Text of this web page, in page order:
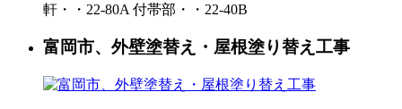
軒・・22-80A 付帯部・・22-40B
富岡市、外壁塗替え・屋根塗り替え工事